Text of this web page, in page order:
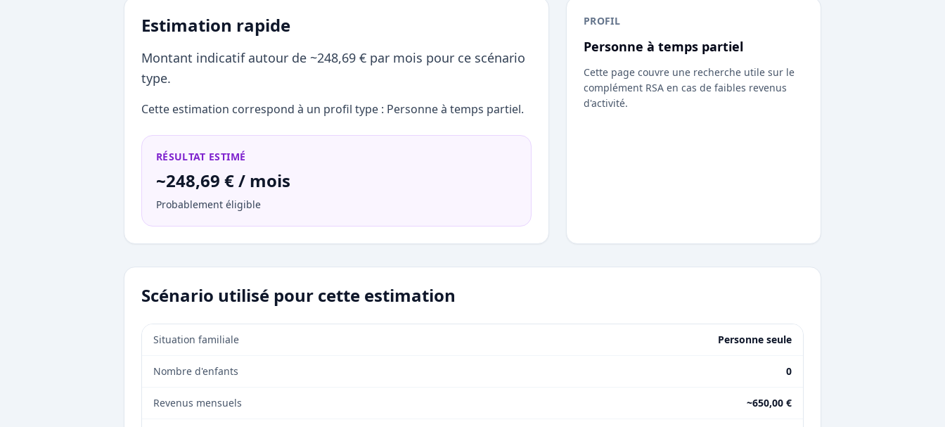
Estimation rapide
Montant indicatif autour de ~248,69 € par mois pour ce scénario
type.
Cette estimation correspond à un profil type : Personne à temps partiel.
RÉSULTAT ESTIMÉ
~248,69 € / mois
Probablement éligible
PROFIL
Personne à temps partiel
Cette page couvre une recherche utile sur le
complément RSA en cas de faibles revenus
d'activité.
Scénario utilisé pour cette estimation
Situation familiale Personne seule
Nombre d'enfants 0
Revenus mensuels ~650,00 €